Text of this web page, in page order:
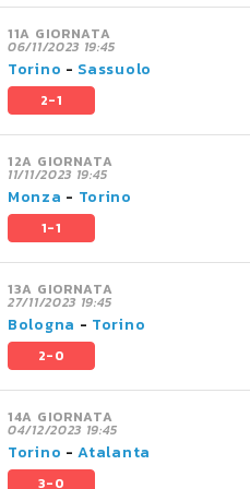
11A GIORNATA
06/11/2023 19:45
Torino - Sassuolo
2-1
12A GIORNATA
11/11/2023 19:45
Monza - Torino
1-1
13A GIORNATA
27/11/2023 19:45
Bologna - Torino
2-0
14A GIORNATA
04/12/2023 19:45
Torino -Atalanta
3-0